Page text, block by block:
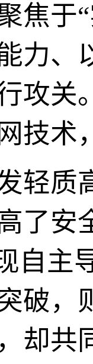
焦于
力、
攻
技术
轻质
了安
自主
破，
却共